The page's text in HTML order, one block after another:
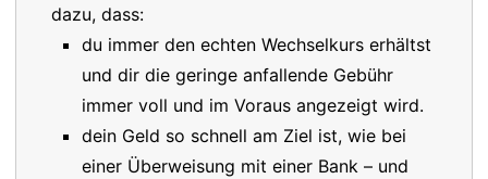
dazu, dass:
du immer den echten Wechselkurs erhältst
und dir die geringe anfallende Gebühr
immer voll und im Voraus angezeigt wird.
dein Geld so schnell am Ziel ist, wie bei
einer Überweisung mit einer Bank – und